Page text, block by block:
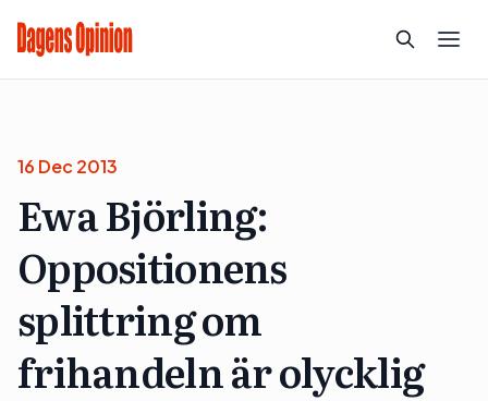
16 Dec 2013
Ewa Björling:
Oppositionens
splittring om
frihandeln är olycklig